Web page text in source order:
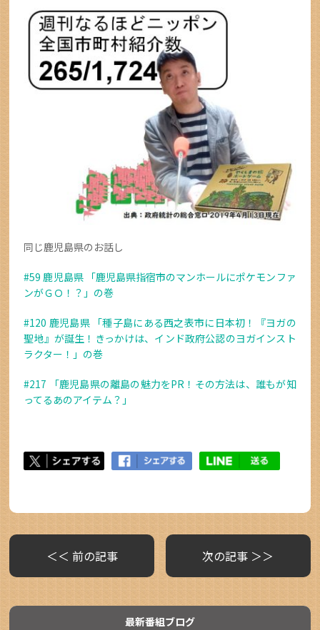
同じ鹿児島県のお話し
#59 鹿児島県 「鹿児島県指宿市のマンホールにポケモンファ
ンがＧＯ！？」の巻
#120 鹿児島県 「種子島にある西之表市に日本初！『ヨガの
聖地』が誕生！きっかけは、インド政府公認のヨガインスト
ラクター！」の巻
#217 「鹿児島県の離島の魅力をPR！その方法は、誰もが知
ってるあのアイテム？」
＜＜ 前の記事 次の記事 ＞＞
最新番組ブログ